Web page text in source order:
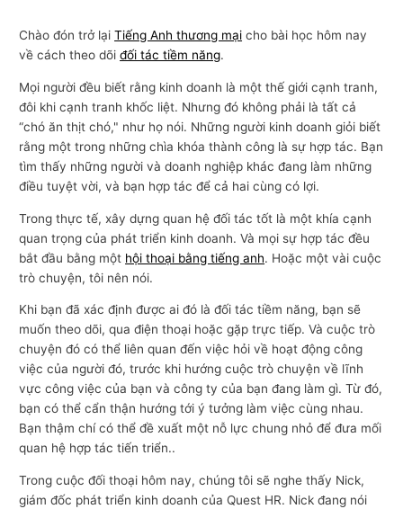
Chào đón trở lạiTiếng Anh thương mại cho bài học hôm nay
về cách theo dõiđối tác tiềm năng.
Mọi người đều biết rằng kinh doanh là một thế giới cạnh tranh,
đôi khi cạnh tranh khốc liệt. Nhưng đó không phải là tất cả
“chó ăn thịt chó," như họ nói. Những người kinh doanh giỏi biết
rằng một trong những chìa khóa thành công là sự hợp tác. Bạn
tìm thấy những người và doanh nghiệp khác đang làm những
điều tuyệt vời, và bạn hợp tác để cả hai cùng có lợi.
Trong thực tế, xây dựng quan hệ đối tác tốt là một khía cạnh
quan trọng của phát triển kinh doanh. Và mọi sự hợp tác đều
bắt đầu bằng một hội thoại bằng tiếng anh. Hoặc một vài cuộc
trò chuyện, tôi nên nói.
Khi bạn đã xác định được ai đó là đối tác tiềm năng, bạn sẽ
muốn theo dõi, qua điện thoại hoặc gặp trực tiếp. Và cuộc trò
chuyện đó có thể liên quan đến việc hỏi về hoạt động công
việc của người đó, trước khi hướng cuộc trò chuyện về lĩnh
vực công việc của bạn và công ty của bạn đang làm gì. Từ đó,
bạn có thể cẩn thận hướng tới ý tưởng làm việc cùng nhau.
Bạn thậm chí có thể đề xuất một nỗ lực chung nhỏ để đưa mối
quan hệ hợp tác tiến triển..
Trong cuộc đối thoại hôm nay, chúng tôi sẽ nghe thấy Nick,
giám đốc phát triển kinh doanh của Quest HR. Nick đang nói